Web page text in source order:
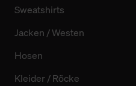
Sweatshirts
Jacken / Westen
Hosen
Kleider / Röcke